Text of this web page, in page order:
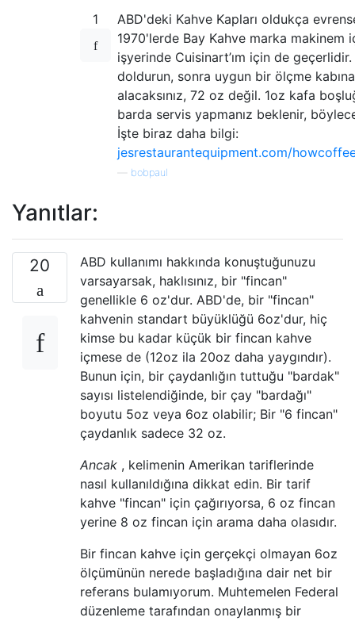
1
ABD'deki Kahve Kapları oldukça
1970'lerde Bay Kahve marka makinem
işyerinde Cuisinart’ım için de
doldurun, sonra uygun bir ölçme
alacaksınız, 72 oz değil. 1oz kafa
barda servis yapmanız beklenir,
İşte biraz daha bilgi:
jesrestaurantequipment.com/
bobpaul
Yanıtlar:
20
ABD kullanımı hakkında konuştuğunuzu
varsayarsak, haklısınız, bir "fincan"
genellikle 6 oz'dur. ABD'de, bir "fincan"
kahvenin standart büyüklüğü 6oz'dur, hiç
kimse bu kadar küçük bir fincan kahve
içmese de (12oz ila 20oz daha yaygındır).
Bunun için, bir çaydanlığın tuttuğu "bardak"
sayısı listelendiğinde, bir çay "bardağı"
boyutu 5oz veya 6oz olabilir; Bir "6 fincan"
çaydanlık sadece 32 oz.
Ancak , kelimenin Amerikan tariflerinde
nasıl kullanıldığına dikkat edin. Bir tarif
kahve "fincan" için çağırıyorsa, 6 oz fincan
yerine 8 oz fincan için arama daha olasıdır.
Bir fincan kahve için gerçekçi olmayan 6oz
ölçümünün nerede başladığına dair net bir
referans bulamıyorum. Muhtemelen Federal
düzenleme tarafından onaylanmış bir